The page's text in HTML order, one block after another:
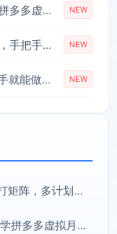
机器人自动接待买家自动发货，跟着系统学拼多多虚拟月入1-5万 NEW
AI Agent智能体全阶实战课，从原理到实操，手把手搭建可自动运行的AI Agent NEW
AI神器撸爆头条，一键搬运，秒过原创，有手就能做，每天稳定200+【揭秘】 NEW
2026电商04期淘宝直通车课｜关键词爆打矩阵，多计划低出价，新品爆款差异化投放实操教学
机器人自动接待买家自动发货，跟着系统学拼多多虚拟月入1-5万